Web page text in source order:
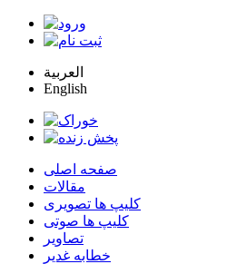
العربية
English
صفحه اصلی
مقالات
کلیپ ها تصویری
کلیپ ها صوتی
تصاویر
خطابه غدیر